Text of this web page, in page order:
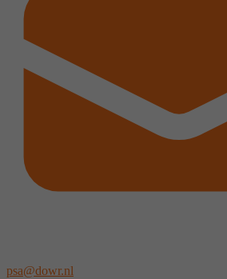
psa@dowr.nl